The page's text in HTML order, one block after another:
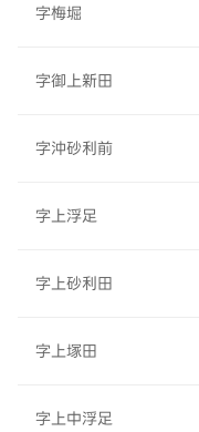
字梅堀
字御上新田
字沖砂利前
字上浮足
字上砂利田
字上塚田
字上中浮足